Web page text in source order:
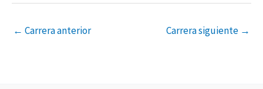
← Carrera anterior Carrera siguiente →